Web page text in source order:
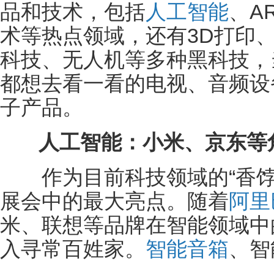
品和技术，包括人工智能、
术等热点领域，还有3D打印
科技、无人机等多种黑科技
都想去看一看的电视、音频
子产品。
人工智能：小米、京东等
作为目前科技领域的“香饽
展会中的最大亮点。随着阿
米、联想等品牌在智能领域
入寻常百姓家。 智能音箱、